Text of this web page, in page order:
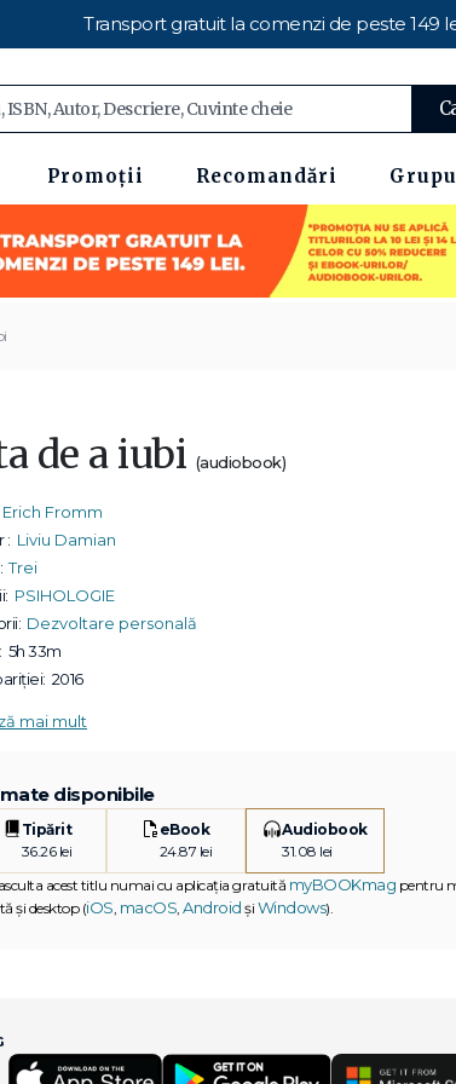
Transport gratuit la comenzi de peste 149
Promoții Recomandări
de a iubi (audiobook)
Erich Fromm
: Liviu Damian
Trei
PSIHOLOGIE
Dezvoltare personală
5h 33m
2016
mai mult
disponibile
Tipărit
36.26 lei
eBook
24.87 lei
Audiobook
31.08 lei
acest titlu numai cu aplicația gratuită myBOOKmag pentru
și desktop (iOS, macOS, Android și Windows).